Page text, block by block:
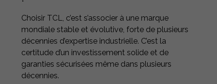
Choisir TCL, c’est s’associer à une marque
mondiale stable et évolutive, forte de plusieurs
décennies d’expertise industrielle. C’est la
certitude d’un investissement solide et de
garanties sécurisées même dans plusieurs
décennies.